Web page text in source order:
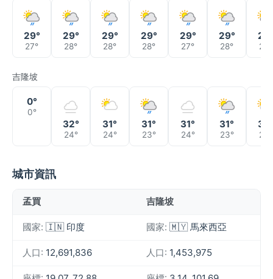
29°
27°
29°
28°
29°
28°
29°
28°
29°
27°
29°
28° 28°
吉隆坡
0°
0°
32°
24°
31°
24°
31°
23°
31°
24°
31°
23° 23°
城市資訊
孟買 吉隆坡
國家: 🇮🇳 印度 國家: 🇲🇾 馬來西亞
人口: 12,691,836 人口: 1,453,975